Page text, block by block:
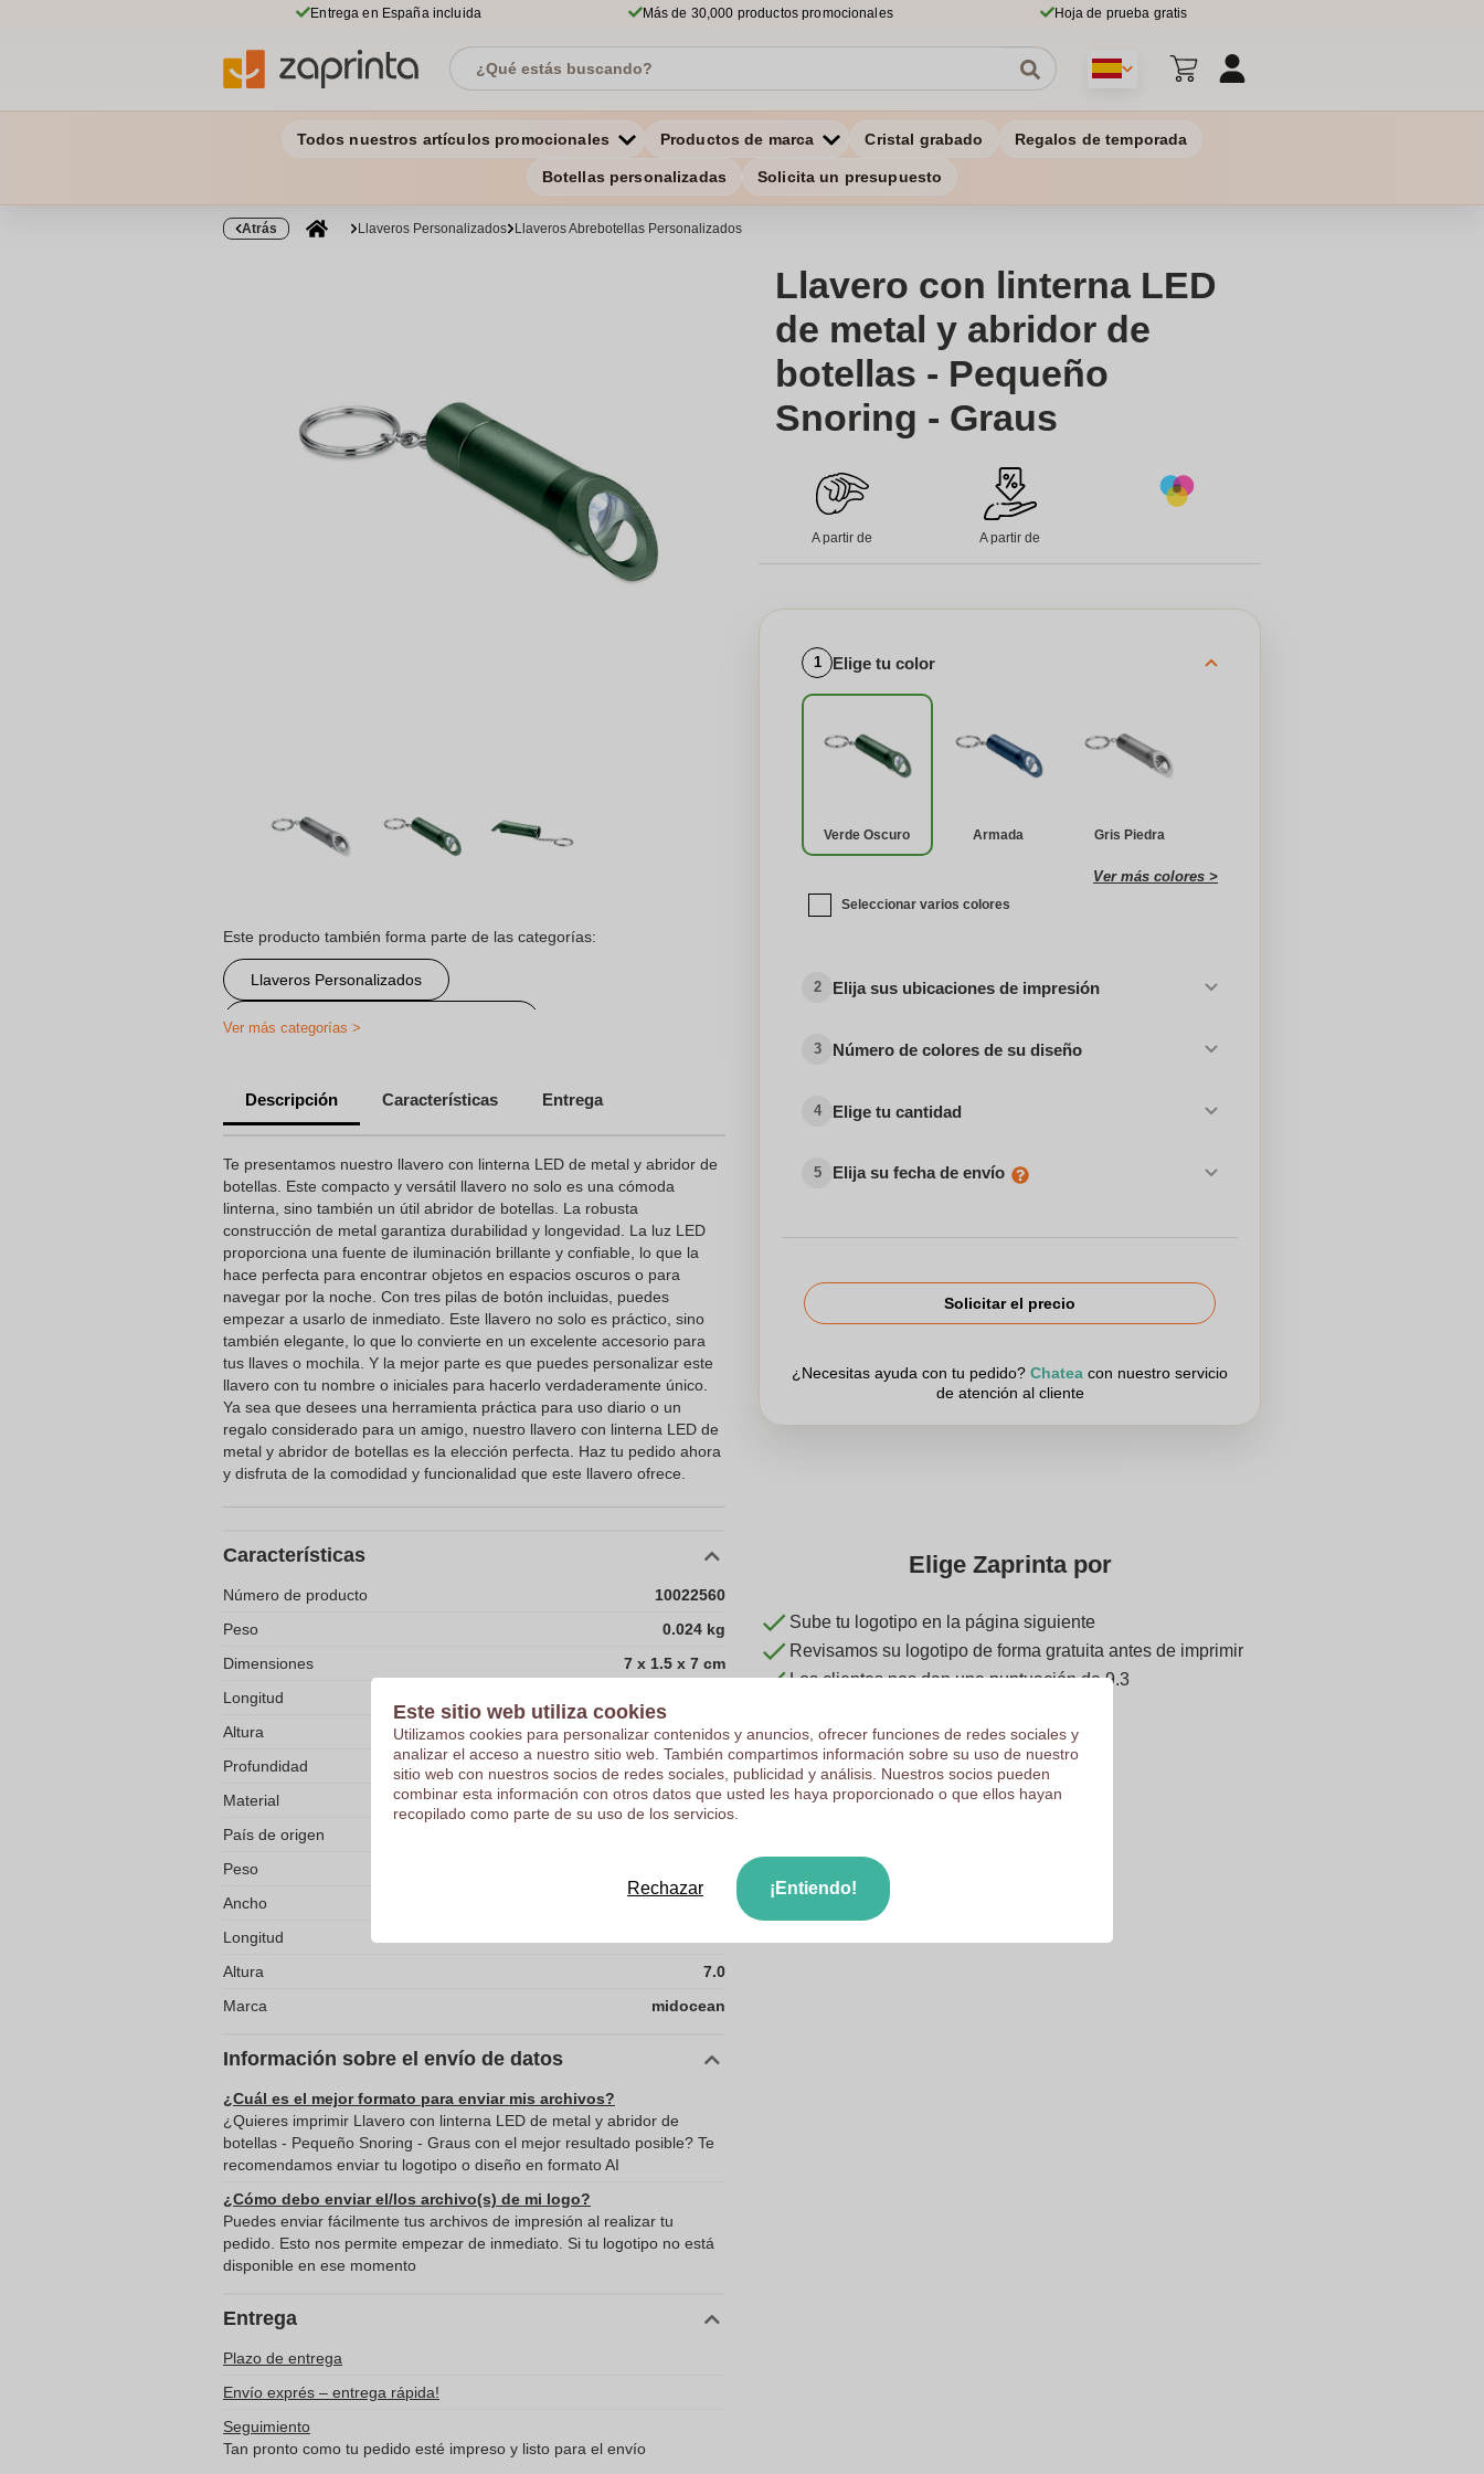
Entrega en España incluida Más de 30,000 productos promocionales Hoja de prueba gratis
Todos nuestros artículos promocionales Productos de marca Cristal grabado Regalos de temporada
Botellas personalizadas Solicita un presupuesto
Atrás Llaveros Personalizados Llaveros Abrebotellas Personalizados
Este producto también forma parte de las categorías:
Llaveros Personalizados
Llaveros Abrebotellas Personalizados
Ver más categorías >
Descripción Características Entrega
Te presentamos nuestro llavero con linterna LED de metal y abridor de
botellas. Este compacto y versátil llavero no solo es una cómoda
linterna, sino también un útil abridor de botellas. La robusta
construcción de metal garantiza durabilidad y longevidad. La luz LED
proporciona una fuente de iluminación brillante y confiable, lo que la
hace perfecta para encontrar objetos en espacios oscuros o para
navegar por la noche. Con tres pilas de botón incluidas, puedes
empezar a usarlo de inmediato. Este llavero no solo es práctico, sino
también elegante, lo que lo convierte en un excelente accesorio para
tus llaves o mochila. Y la mejor parte es que puedes personalizar este
llavero con tu nombre o iniciales para hacerlo verdaderamente único.
Ya sea que desees una herramienta práctica para uso diario o un
regalo considerado para un amigo, nuestro llavero con linterna LED de
metal y abridor de botellas es la elección perfecta. Haz tu pedido ahora
y disfruta de la comodidad y funcionalidad que este llavero ofrece.
Características
Número de producto
10022560
Peso
0.024 kg
Dimensiones
7 x 1.5 x 7 cm
Longitud
Altura
1.5 cm
Profundidad
7 cm
Material
Aluminio
País de origen
Peso
Ancho
Longitud
Altura
7.0
Marca
midocean
Información sobre el envío de datos
¿Cuál es el mejor formato para enviar mis archivos?
¿Quieres imprimir Llavero con linterna LED de metal y abridor de
botellas - Pequeño Snoring - Graus con el mejor resultado posible? Te
recomendamos enviar tu logotipo o diseño en formato AI
¿Cómo debo enviar el/los archivo(s) de mi logo?
Puedes enviar fácilmente tus archivos de impresión al realizar tu
pedido. Esto nos permite empezar de inmediato. Si tu logotipo no está
disponible en ese momento
Entrega
Plazo de entrega
Envío exprés – entrega rápida!
Seguimiento
Tan pronto como tu pedido esté impreso y listo para el envío
Llavero con linterna LED
de metal y abridor de
botellas - Pequeño
Snoring - Graus
A partir de A partir de
1 Elige tu color
Verde Oscuro Armada Gris Piedra
Ver más colores >
Seleccionar varios colores
2 Elija sus ubicaciones de impresión
3 Número de colores de su diseño
4 Elige tu cantidad
5 Elija su fecha de envío
Solicitar el precio
¿Necesitas ayuda con tu pedido? Chatea con nuestro servicio
de atención al cliente
Elige Zaprinta por
Sube tu logotipo en la página siguiente
Revisamos su logotipo de forma gratuita antes de imprimir
Los clientes nos dan una puntuación de 9.3
Este sitio web utiliza cookies
Utilizamos cookies para personalizar contenidos y anuncios, ofrecer funciones de redes sociales y
analizar el acceso a nuestro sitio web. También compartimos información sobre su uso de nuestro
sitio web con nuestros socios de redes sociales, publicidad y análisis. Nuestros socios pueden
combinar esta información con otros datos que usted les haya proporcionado o que ellos hayan
recopilado como parte de su uso de los servicios.
Rechazar ¡Entiendo!